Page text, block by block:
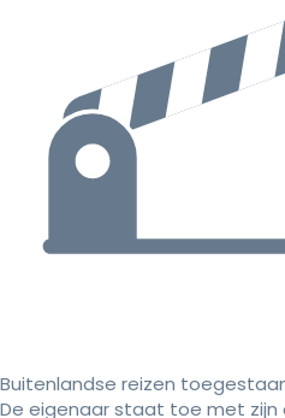
Buitenlandse reizen
De eigenaar staat toe met